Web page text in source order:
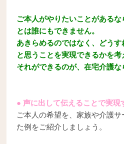
ご本人がやりたいことがある
とは誰にもできません。
あきらめるのではなく、どうす
と思うことを実現できるかを考
それができるのが、在宅介護な
● 声に出して伝えることで実現
ご本人の希望を、家族や介護
た例をご紹介しましょう。